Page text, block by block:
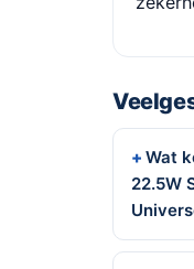
Wat
22.5W